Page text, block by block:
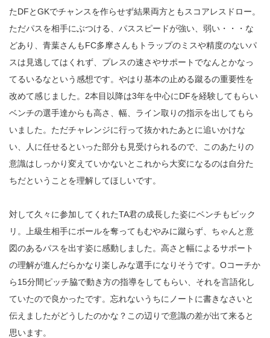
たDFとGKでチャンスを作らせず結果両方ともスコアレスドロー。
ただパスを相手にぶつける、パススピードが強い、弱い・・・な
どあり、青葉さんもFC多摩さんもトラップのミスや精度のないパ
スは見逃してはくれず、プレスの速さやサポートでなんとかなっ
てるいるなという感想です。やはり基本の止める蹴るの重要性を
改めて感じました。2本目以降は3年を中心にDFを経験してもらい
ベンチの選手達からも高さ、幅、ライン取りの指示を出してもら
いました。ただチャレンジに行って抜かれたあとに追いかけな
い、人に任せるといった部分も見受けられるので、このあたりの
意識はしっかり変えていかないとこれから大変になるのは自分た
ちだということを理解してほしいです。
対して久々に参加してくれたTA君の成長した姿にベンチもビック
リ。上級生相手にボールを奪ってもむやみに蹴らず、ちゃんと意
図のあるパスを出す姿に感動しました。高さと幅によるサポート
の理解が進んだらかなり楽しみな選手になりそうです。Oコーチか
ら15分間ピッチ脇で動き方の指導をしてもらい、それを言語化し
ていたので良かったです。忘れないうちにノートに書きなさいと
伝えましたがどうしたのかな？この辺りで意識の差が出て来ると
思います。